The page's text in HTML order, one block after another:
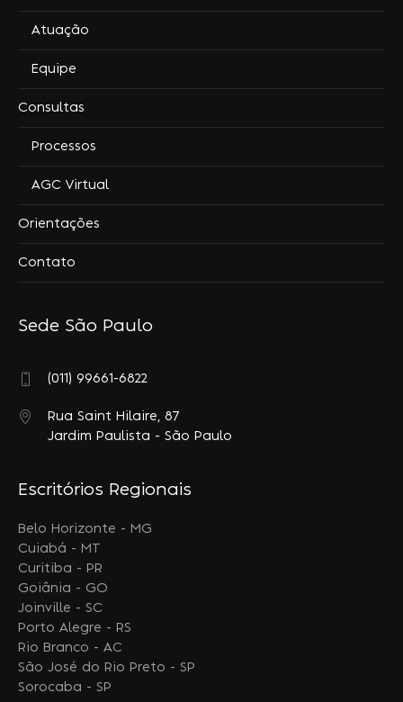
Atuação
Equipe
Consultas
Processos
AGC Virtual
Orientações
Contato
Sede São Paulo
(011) 99661-6822
Rua Saint Hilaire, 87
Jardim Paulista - São Paulo
Escritórios Regionais
Belo Horizonte - MG
Cuiabá - MT
Curitiba - PR
Goiânia - GO
Joinville - SC
Porto Alegre - RS
Rio Branco - AC
São José do Rio Preto - SP
Sorocaba - SP